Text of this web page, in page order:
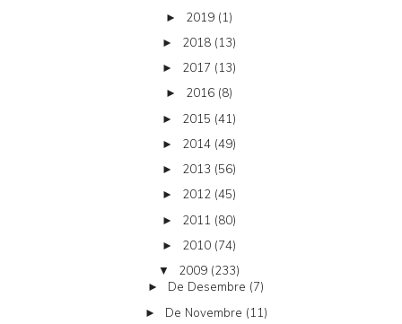
► 2019 (1)
► 2018 (13)
► 2017 (13)
► 2016 (8)
► 2015 (41)
► 2014 (49)
► 2013 (56)
► 2012 (45)
► 2011 (80)
► 2010 (74)
▼ 2009 (233)
► De Desembre (7)
► De Novembre (11)